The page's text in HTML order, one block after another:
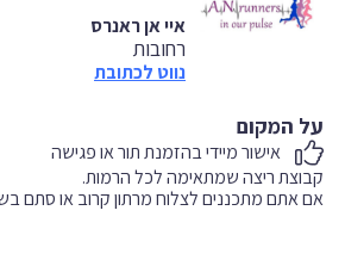
איי אן ראנרס
רחובות
נווט לכתובת
על המקום
אישור מיידי בהזמנת תור או פגישה
אם אתם מתכננים לצלוח מרתון קרוב או סתם